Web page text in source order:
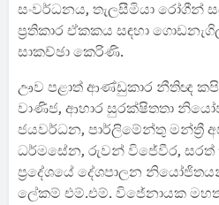
සංවර්ධනය, තැලසීමියා රෝගීන්
ප්‍රතිකාර ඒකකය සඳහා
සාකච්ඡා කෙරිණි.
ඌව පළාත් ආණ්ඩුකාර නීතිඥ
වාණිජ, ආහාර සුරක්ෂිතතා
ජයවර්ධන, පාර්ලිමේන්තු මන්ත්‍රී
ධර්මසේන, රුවන් විජේවීර,
ප්‍රදේශයේ දේශපාලන
ලේකම් එම්.එම්. විජේනායක